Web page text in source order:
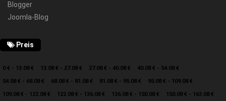
Blogger
Joomla-Blog
Preis
0 € - 13.08 € 13.08 € - 27.08 € 27.08 € - 40.08 €
40.08 € - 54.08 €
54.08 € - 68.08 €
68.08 € - 81.08 € 81.08 € - 95.08 €
95.08 € - 109.08 €
109.08 € - 122.08 €
122.08 € - 136.08 € 136.08 € - 150.08 €
150.08 € - 163.08 €